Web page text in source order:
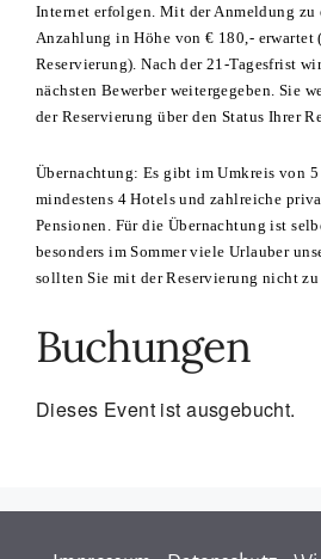
Internet erfolgen. Mit der Anmeldung zu
Anzahlung in Höhe von € 180,- erwartet
Reservierung). Nach der 21-Tagesfrist
nächsten Bewerber weitergegeben. Sie
der Reservierung über den Status Ihrer
Übernachtung: Es gibt im Umkreis von
mindestens 4 Hotels und zahlreiche
Pensionen. Für die Übernachtung ist
besonders im Sommer viele Urlauber
sollten Sie mit der Reservierung nicht zu
Buchungen
Dieses Event ist ausgebucht.